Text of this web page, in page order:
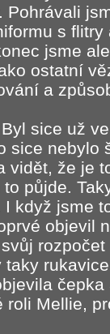
Pohrávali
s
jsme
ostatní
a
sice už
sice nebylo
vidět, že je
půjde.
I když jsme
objevil
taky
Mellie,